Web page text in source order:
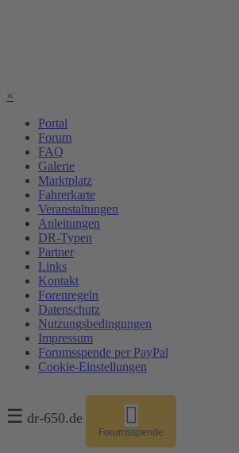
×
Portal
Forum
FAQ
Galerie
Marktplatz
Fahrerkarte
Veranstaltungen
Anleitungen
DR-Typen
Partner
Links
Kontakt
Forenregeln
Datenschutz
Nutzungsbedingungen
Impressum
Forumsspende per PayPal
Cookie-Einstellungen
☰ dr-650.de
Forumsspende